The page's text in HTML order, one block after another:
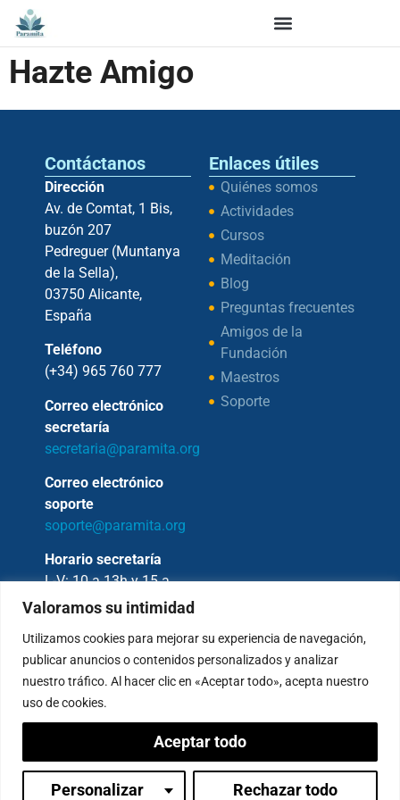
Valoramos su intimidad
Utilizamos cookies para mejorar su experiencia de navegación,
publicar anuncios o contenidos personalizados y analizar
nuestro tráfico. Al hacer clic en «Aceptar todo», acepta nuestro
uso de cookies.
Personalizar Rechazar todo
Aceptar todo
Hazte Amigo
Contáctanos
Dirección
Av. de Comtat, 1 Bis,
buzón 207
Pedreguer (Muntanya
de la Sella),
03750 Alicante,
España
Teléfono
(+34) 965 760 777
Correo electrónico
secretaría
secretaria@paramita.org
Correo electrónico
soporte
soporte@paramita.org
Horario secretaría
L-V: 10 a 13h y 15 a
17h
Enlaces útiles
Quiénes somos
Actividades
Cursos
Meditación
Blog
Preguntas frecuentes
Amigos de la
Fundación
Maestros
Soporte
Copyright © 2026 – Fundación Sakya –
Reservados todos los derechos.
— AVISO LEGAL —
Política de Privacidad
Condiciones de Pagos